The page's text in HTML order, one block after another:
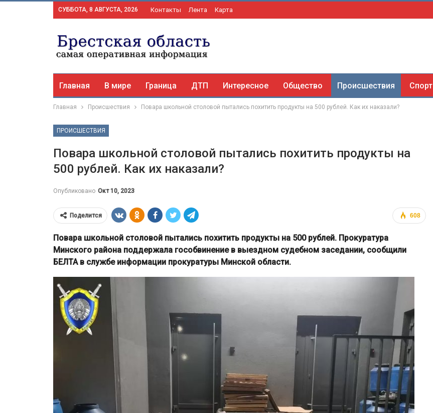
СУББОТА, 8 АВГУСТА, 2026 Контакты Лента Карта
Главная В мире Граница ДТП Интересное Общество Происшествия Спорт
Главная Происшествия Повара школьной столовой пытались похитить продукты на 500 рублей. Как их наказали?
ПРОИСШЕСТВИЯ
Повара школьной столовой пытались похитить продукты на
500 рублей. Как их наказали?
Опубликовано Окт 10, 2023
608
Поделится
Повара школьной столовой пытались похитить продукты на 500 рублей. Прокуратура
Минского района поддержала гособвинение в выездном судебном заседании, сообщили
БЕЛТА в службе информации прокуратуры Минской области.